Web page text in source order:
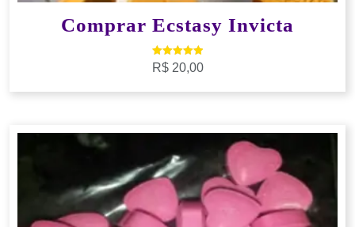
Comprar Ecstasy Invicta
Avaliação
5.00
R$20,00